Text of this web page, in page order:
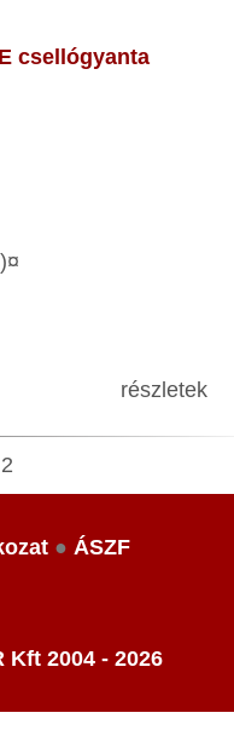
csellógyanta
részletek
2
● ÁSZF
2004 - 2026